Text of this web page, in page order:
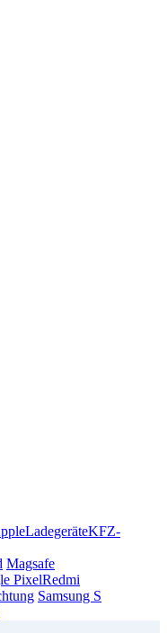
LadegeräteKFZ-
Magsafe
PixelRedmi
Samsung S